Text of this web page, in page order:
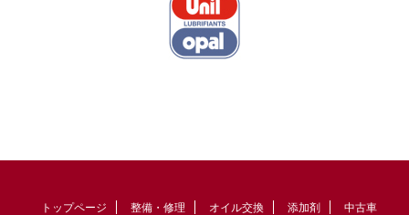
トップページ 整備・修理 オイル交換 添加剤 中古車